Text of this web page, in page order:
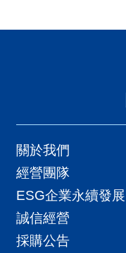
關於我們
經營團隊
ESG企業永續發展
誠信經營
採購公告